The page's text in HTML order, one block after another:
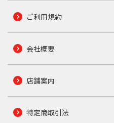
ご利用規約
会社概要
店舗案内
特定商取引法